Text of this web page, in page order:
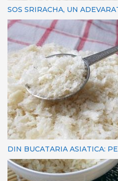
SOS SRIRACHA, UN
DIN BUCATARIA ASIATICA: